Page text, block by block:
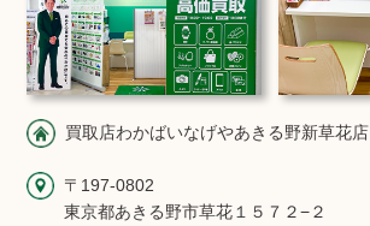
買取店わかばいなげやあきる野新草花店
〒197-0802
東京都あきる野市草花１５７２−２